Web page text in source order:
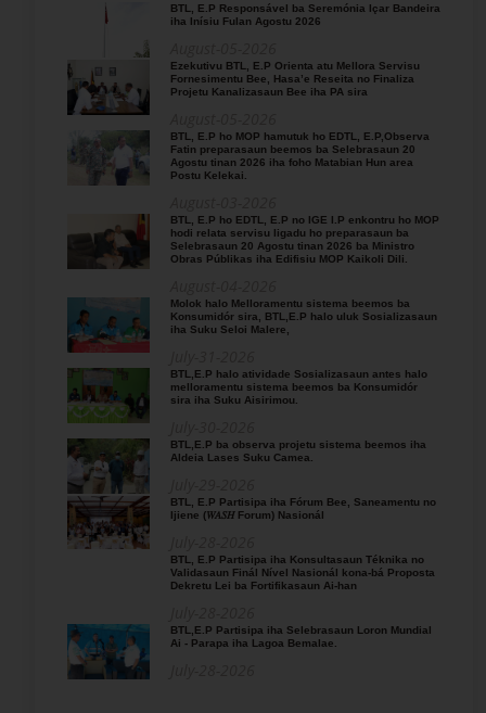
BTL, E.P Responsável ba Seremónia Içar Bandeira
iha Inísiu Fulan Agostu 2026
Ezekutivu BTL, E.P Orienta atu Mellora Servisu
Fornesimentu Bee, Hasa’e Reseita no Finaliza
Projetu Kanalizasaun Bee iha PA sira
BTL, E.P ho MOP hamutuk ho EDTL, E.P,Observa
Fatin preparasaun beemos ba Selebrasaun 20
Agostu tinan 2026 iha foho Matabian Hun area
Postu Kelekai.
BTL, E.P ho EDTL, E.P no IGE I.P enkontru ho MOP
hodi relata servisu ligadu ho preparasaun ba
Selebrasaun 20 Agostu tinan 2026 ba Ministro
Obras Públikas iha Edifisiu MOP Kaikoli Dili.
Molok halo Melloramentu sistema beemos ba
Konsumidór sira, BTL,E.P halo uluk Sosializasaun
iha Suku Seloi Malere,
BTL,E.P halo atividade Sosializasaun antes halo
melloramentu sistema beemos ba Konsumidór
sira iha Suku Aisirimou.
BTL,E.P ba observa projetu sistema beemos iha
Aldeia Lases Suku Camea.
BTL, E.P Partisipa iha Fórum Bee, Saneamentu no
Ijiene (𝑊𝐴𝑆𝐻 Forum) Nasionál
BTL, E.P Partisipa iha Konsultasaun Téknika no
Validasaun Finál Nível Nasionál kona-bá Proposta
Dekretu Lei ba Fortifikasaun Ai-han
BTL,E.P Partisipa iha Selebrasaun Loron Mundial
Ai - Parapa iha Lagoa Bemalae.